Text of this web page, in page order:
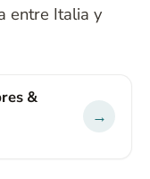
entre Italia y
&
→